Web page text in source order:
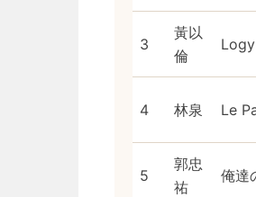
3
黃以
倫
Logy
4 林泉 Le
5
郭忠
祐
俺達